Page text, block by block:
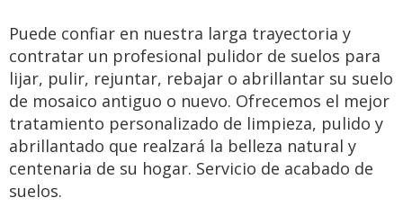
Puede confiar en nuestra larga trayectoria y
contratar un profesional pulidor de suelos para
lijar, pulir, rejuntar, rebajar o abrillantar su suelo
de mosaico antiguo o nuevo. Ofrecemos el mejor
tratamiento personalizado de limpieza, pulido y
abrillantado que realzará la belleza natural y
centenaria de su hogar. Servicio de acabado de
suelos.